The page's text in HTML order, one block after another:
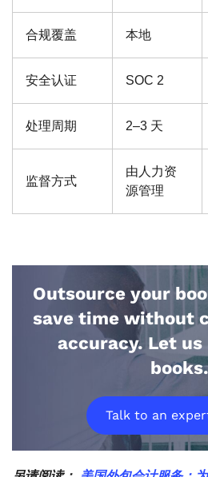
合规覆盖 本地
安全认证 SOC 2
处理周期 2–3 天
监督方式
由人力资
源管理
Outsource your
save time without
accuracy. Let
books.
Talk to an